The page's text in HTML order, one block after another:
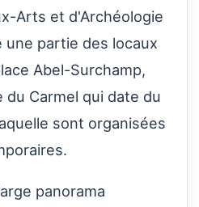
Arts et d'Archéologie
une partie des locaux
Abel-Surchamp,
du Carmel qui date du
sont organisées
panorama